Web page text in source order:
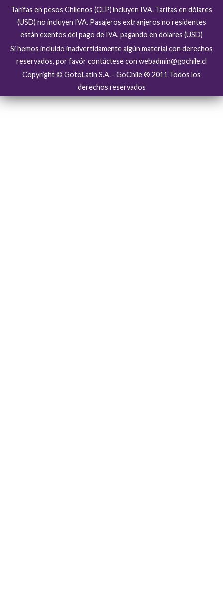
Tarifas en pesos Chilenos (CLP) incluyen IVA. Tarifas en dólares
(USD) no incluyen IVA. Pasajeros extranjeros no residentes
están exentos del pago de IVA, pagando en dólares (USD)
Si hemos incluído inadvertidamente algún material con derechos
reservados, por favór contáctese con webadmin@gochile.cl
Copyright © GotoLatin S.A. - GoChile ® 2011 Todos los
derechos reservados